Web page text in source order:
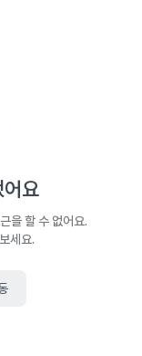
요
을 할 수 없어요.
세요.